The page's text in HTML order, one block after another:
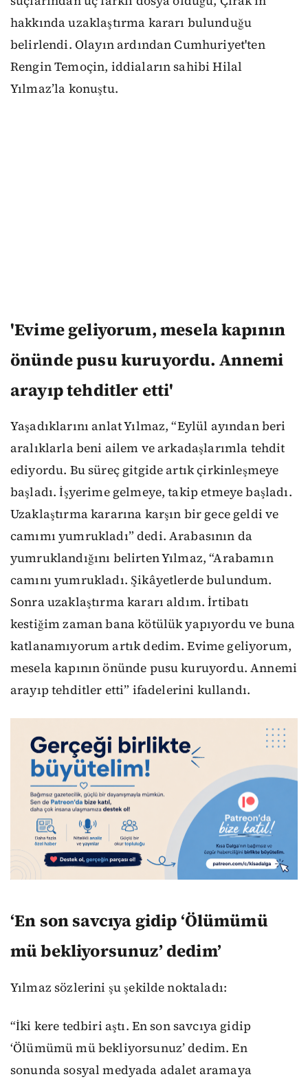
hakkında uzaklaştırma kararı bulunduğu
belirlendi. Olayın ardından Cumhuriyet'ten
Rengin Temoçin, iddiaların sahibi Hilal
Yılmaz’la konuştu.
'Evime geliyorum, mesela kapının
önünde pusu kuruyordu. Annemi
arayıp tehditler etti'
Yaşadıklarını anlat Yılmaz, “Eylül ayından beri
aralıklarla beni ailem ve arkadaşlarımla tehdit
ediyordu. Bu süreç gitgide artık çirkinleşmeye
başladı. İşyerime gelmeye, takip etmeye başladı.
Uzaklaştırma kararına karşın bir gece geldi ve
camımı yumrukladı” dedi. Arabasının da
yumruklandığını belirten Yılmaz, “Arabamın
camını yumrukladı. Şikâyetlerde bulundum.
Sonra uzaklaştırma kararı aldım. İrtibatı
kestiğim zaman bana kötülük yapıyordu ve buna
katlanamıyorum artık dedim. Evime geliyorum,
mesela kapının önünde pusu kuruyordu. Annemi
arayıp tehditler etti” ifadelerini kullandı.
‘En son savcıya gidip ‘Ölümümü
mü bekliyorsunuz’ dedim’
Yılmaz sözlerini şu şekilde noktaladı:
“İki kere tedbiri aştı. En son savcıya gidip
‘Ölümümü mü bekliyorsunuz’ dedim. En
sonunda sosyal medyada adalet aramaya